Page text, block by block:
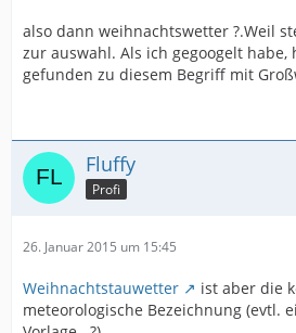
also dann weihnachtswetter ?.Weil
zur auswahl. Als ich gegoogelt
gefunden zu diesem Begriff mit
Fluffy
Profi
26. Januar 2015 um 15:45
Weihnachtstauwetter
ist aber die
meteorologische Bezeichnung (evtl.